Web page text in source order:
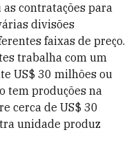
contratações para
divisões
faixas de preço.
trabalha com um
US$ 30 milhões ou
tem produções na
cerca de US$ 30
unidade produz